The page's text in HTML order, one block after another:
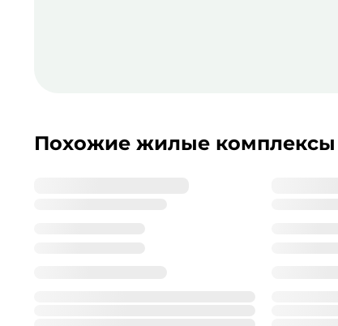
Похожие жилые комплексы